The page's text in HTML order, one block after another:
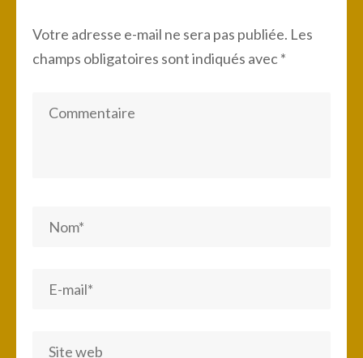
Votre adresse e-mail ne sera pas publiée. Les
champs obligatoires sont indiqués avec*